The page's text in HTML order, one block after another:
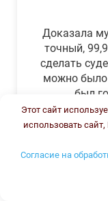
Доказала
точный,
сделать
можно было
был
Этот сайт
использовать
Согласие на